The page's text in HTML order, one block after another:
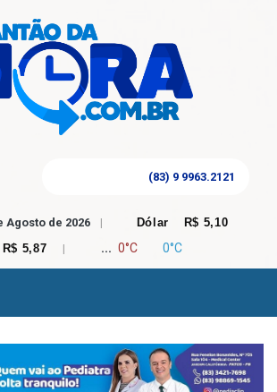
(83) 9 9963.2121
Agosto de 2026 | Dólar
R$ 5,10
R$ 5,87 | ... 0°C 0°C